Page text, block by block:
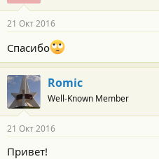
21 Окт 2016
Спасибо
Romic
Well-Known Member
21 Окт 2016
Привет!